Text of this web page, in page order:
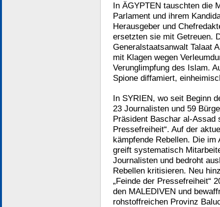
In ÄGYPTEN tauschten die
Parlament und ihrem
Herausgeber und
ersetzten sie mit Getreuen.
Generalstaatsanwalt Talaat
mit Klagen wegen
Verunglimpfung des Islam.
Spione diffamiert,
In SYRIEN, wo seit Beginn
23 Journalisten und 59
Präsident Baschar al-Assad
Pressefreiheit“. Auf der
kämpfende Rebellen. Die im
greift systematisch
Journalisten und bedroht
Rebellen kritisieren. Neu
„Feinde der Pressefreiheit“
den MALEDIVEN und
rohstoffreichen Provinz